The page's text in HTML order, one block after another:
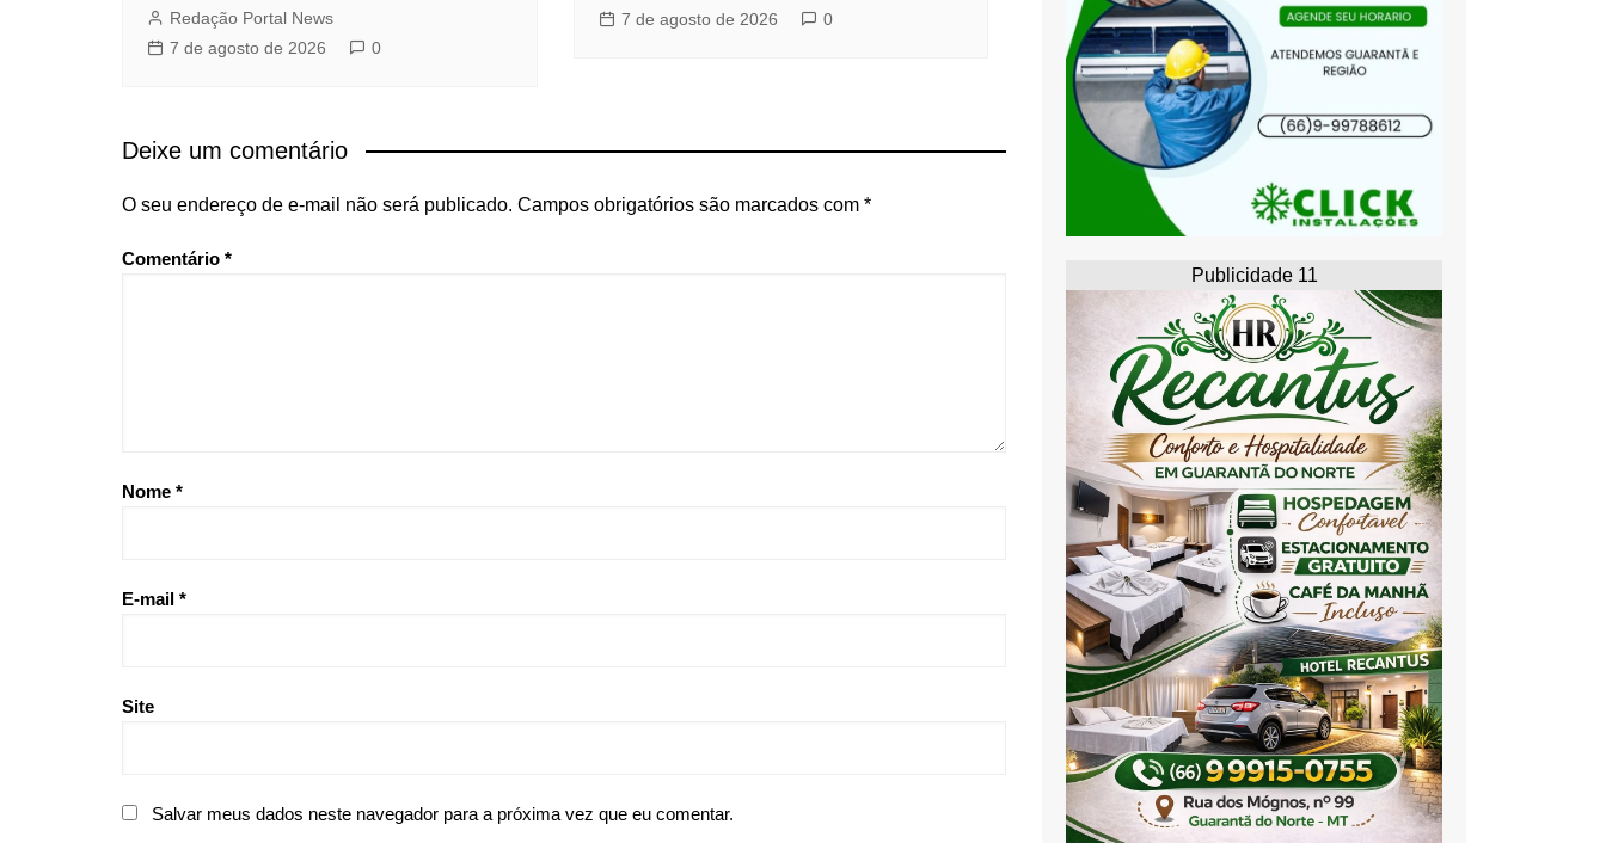
Redação Portal News
7 de agosto de 2026
0
7 de agosto de 2026
0
Deixe um comentário
O seu endereço de e-mail não será publicado. Campos obrigatórios são marcados com *
Comentário *
Nome *
E-mail *
Site
Salvar meus dados neste navegador para a próxima vez que eu comentar.
Publicidade 11